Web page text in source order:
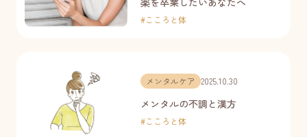
#こころと体
メンタルケア 2025.10.30
メンタルの不調と漢方
#こころと体